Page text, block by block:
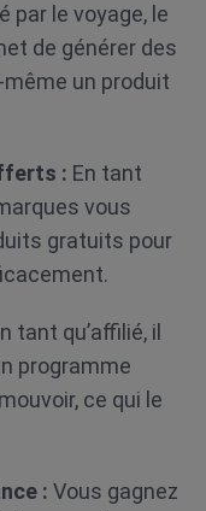
par le voyage, le
de générer des
un produit
: En tant
vous
gratuits pour
tant qu’affilié, il
programme
ce qui le
: Vous gagnez